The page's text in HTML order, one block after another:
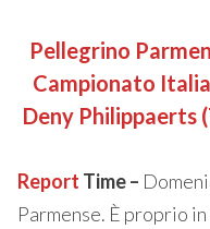
Pellegrino
Campionato
Deny Philippaerts
Report Time –
Parmense. È proprio